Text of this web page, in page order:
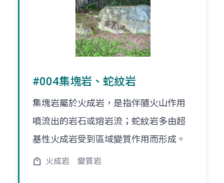
#004集塊岩、蛇紋岩
集塊岩屬於火成岩，是指伴隨火山作用
噴流出的岩石或熔岩流；蛇紋岩多由超
基性火成岩受到區域變質作用而形成。
火成岩 變質岩